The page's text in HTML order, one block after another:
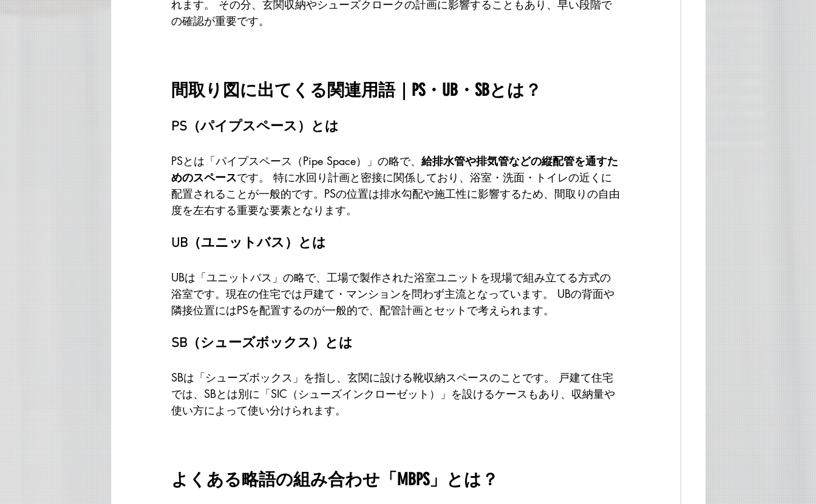
れます。 その分、玄関収納やシューズクロークの計画に影響することもあり、早い段階で
の確認が重要です。
間取り図に出てくる関連用語｜PS・UB・SBとは？
PS（パイプスペース）とは
PSとは「パイプスペース（Pipe Space）」の略で、 給排水管や排気管などの縦配管を通すた
めのスペースです。 特に水回り計画と密接に関係しており、浴室・洗面・トイレの近くに
配置されることが一般的です。PSの位置は排水勾配や施工性に影響するため、間取りの自由
度を左右する重要な要素となります。
UB（ユニットバス）とは
UBは「ユニットバス」の略で、工場で製作された浴室ユニットを現場で組み立てる方式の
浴室です。現在の住宅では戸建て・マンションを問わず主流となっています。 UBの背面や
隣接位置にはPSを配置するのが一般的で、配管計画とセットで考えられます。
SB（シューズボックス）とは
SBは「シューズボックス」を指し、玄関に設ける靴収納スペースのことです。 戸建て住宅
では、SBとは別に「SIC（シューズインクローゼット）」を設けるケースもあり、収納量や
使い方によって使い分けられます。
よくある略語の組み合わせ「MBPS」とは？